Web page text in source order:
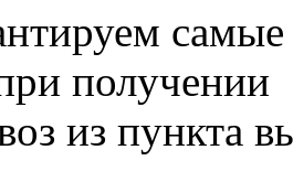
получении
из пункта